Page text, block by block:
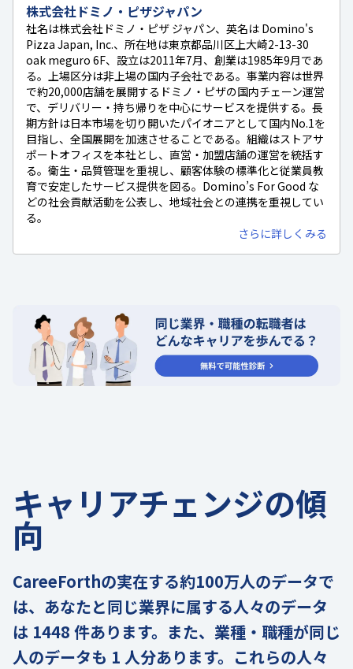
株式会社ドミノ・ピザジャパン
社名は株式会社ドミノ・ピザ ジャパン、英名は Domino's
Pizza Japan, Inc.、所在地は東京都品川区上大崎2-13-30
oak meguro 6F、設立は2011年7月、創業は1985年9月であ
る。上場区分は非上場の国内子会社である。事業内容は世界
で約20,000店舗を展開するドミノ・ピザの国内チェーン運営
で、デリバリー・持ち帰りを中心にサービスを提供する。長
期方針は日本市場を切り開いたパイオニアとして国内No.1を
目指し、全国展開を加速させることである。組織はストアサ
ポートオフィスを本社とし、直営・加盟店舗の運営を統括す
る。衛生・品質管理を重視し、顧客体験の標準化と従業員教
育で安定したサービス提供を図る。Domino’s For Good な
どの社会貢献活動を公表し、地域社会との連携を重視してい
る。
さらに詳しくみる
キャリアチェンジの傾
向
CareeForthの実在する約100万人のデータで
は、あなたと同じ業界に属する人々のデータ
は 1448 件あります。また、業種・職種が同じ
人のデータも 1 人分あります。これらの人々